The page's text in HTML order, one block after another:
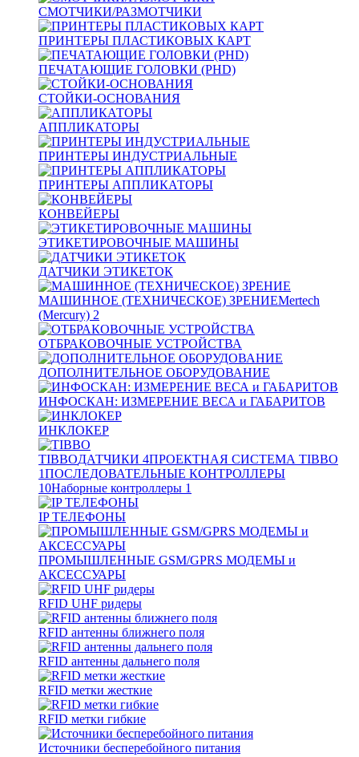
СМОТЧИКИ/РАЗМОТЧИКИ
ПРИНТЕРЫ ПЛАСТИКОВЫХ КАРТ
ПЕЧАТАЮЩИЕ ГОЛОВКИ (PHD)
СТОЙКИ-ОСНОВАНИЯ
АППЛИКАТОРЫ
ПРИНТЕРЫ ИНДУСТРИАЛЬНЫЕ
ПРИНТЕРЫ АППЛИКАТОРЫ
КОНВЕЙЕРЫ
ЭТИКЕТИРОВОЧНЫЕ МАШИНЫ
ДАТЧИКИ ЭТИКЕТОК
МАШИННОЕ (ТЕХНИЧЕСКОЕ) ЗРЕНИЕMertech
(Mercury) 2
ОТБРАКОВОЧНЫЕ УСТРОЙСТВА
ДОПОЛНИТЕЛЬНОЕ ОБОРУДОВАНИЕ
ИНФОСКАН: ИЗМЕРЕНИЕ ВЕСА и ГАБАРИТОВ
ИНКЛОКЕР
TIBBOДАТЧИКИ 4ПРОЕКТНАЯ СИСТЕМА TIBBO
1ПОСЛЕДОВАТЕЛЬНЫЕ КОНТРОЛЛЕРЫ
10Наборные контроллеры 1
IP ТЕЛЕФОНЫ
ПРОМЫШЛЕННЫЕ GSM/GPRS МОДЕМЫ и
АКСЕССУАРЫ
RFID UHF ридеры
RFID антенны ближнего поля
RFID антенны дальнего поля
RFID метки жесткие
RFID метки гибкие
Источники бесперебойного питания